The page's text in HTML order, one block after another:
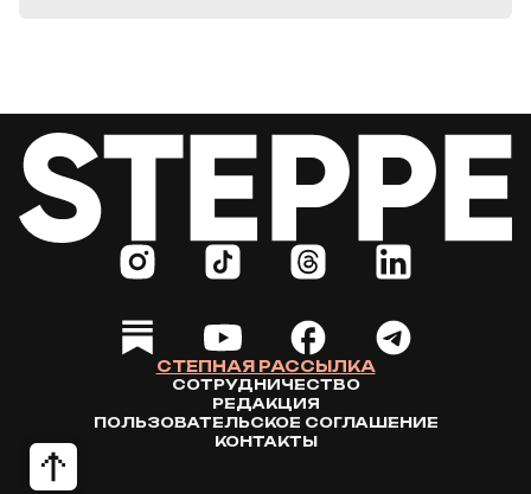
СТЕПНАЯ РАССЫЛКА
СОТРУДНИЧЕСТВО
РЕДАКЦИЯ
ПОЛЬЗОВАТЕЛЬСКОЕ СОГЛАШЕНИЕ
КОНТАКТЫ